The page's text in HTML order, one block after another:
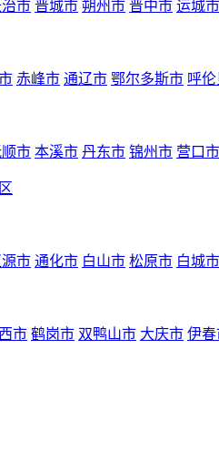
市 晋城市 朔州市 晋中市 运城市
赤峰市 通辽市 鄂尔多斯市 呼
市 本溪市 丹东市 锦州市 营口市
市 通化市 白山市 松原市 白城市
市 鹤岗市 双鸭山市 大庆市 伊春